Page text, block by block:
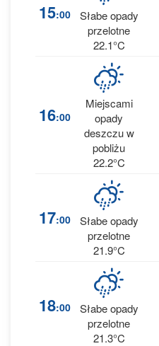
15:00
Słabe opady
przelotne
22.1°C
16:00
Miejscami
opady
deszczu w
pobliżu
22.2°C
17:00
Słabe opady
przelotne
21.9°C
18:00
Słabe opady
przelotne
21.3°C